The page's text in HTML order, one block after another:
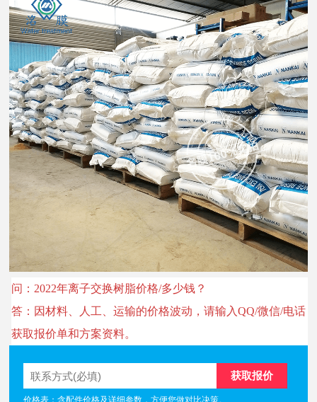
问：2022年离子交换树脂价格/多少钱？
答：因材料、人工、运输的价格波动，请输入QQ/微信/电话
获取报价单和方案资料。
价格表：含配件价格及详细参数，方便您做对比决策。